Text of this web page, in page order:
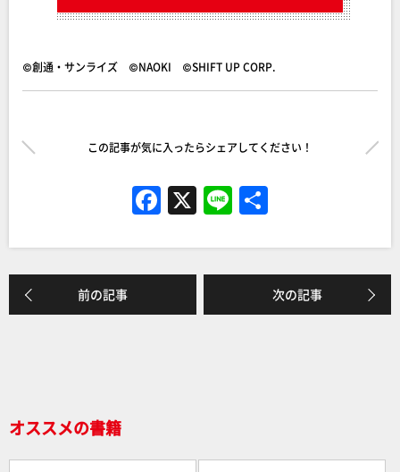
©創通・サンライズ ©NAOKI ©SHIFT UP CORP.
この記事が気に入ったらシェアしてください！
F
c
e
b
X Li
e
前の記事 次の記事
オススメの書籍